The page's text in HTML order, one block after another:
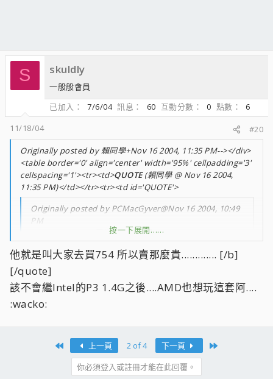
S skuldly
一般般會員
已加入
7/6/04 訊息 60 互動分數 0 點數
6
11/18/04
#20
Originally posted by 賴同學+Nov 16 2004, 11:35 PM--></div>
<table border='0' align='center' width='95%' cellpadding='3'
cellspacing='1'><tr><td>QUOTE(賴同學 @ Nov 16 2004,
11:35 PM)</td></tr><tr><td id='QUOTE'>
Originally posted by PCMacGyver@Nov 16 2004, 10:49
PM
<!--QuoteBegin-雲姬按一下展開……
@Nov 16 2004, 10:30 PM
剛剛在對岸的網站看到的(奮?omputerDIY 11號時也有看
到)...S462的Sempron居然有Barton核心的版本
價一顆要
此外,S754的Sempron也有推出新的時脈版本,分別是
3000+(1.7GHz)與3200+(
按一下展開……
48xx...?!那為什麼不乾脆直接進軍S754..... :|||:
按一下展開……
他就是叫大家去買754 所以賣那麼貴............. [/b]
[/quote]
該不會繼Intel的P3 1.4G之後....AMD也想玩這套阿....
:wacko:
上一頁 2 of 4 下一頁
你必須登入或註冊才能在此回覆。